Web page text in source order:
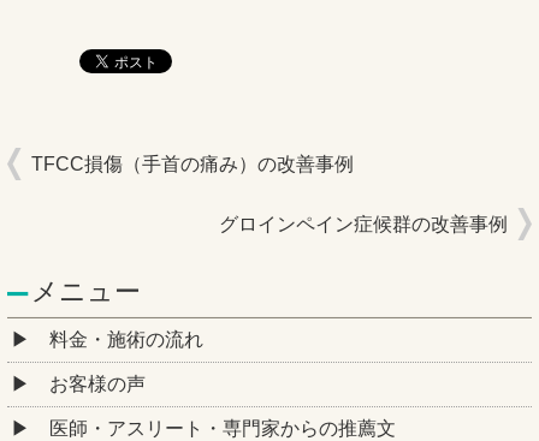
TFCC損傷（手首の痛み）の改善事例
グロインペイン症候群の改善事例
メニュー
料金・施術の流れ
お客様の声
医師・アスリート・専門家からの推薦文